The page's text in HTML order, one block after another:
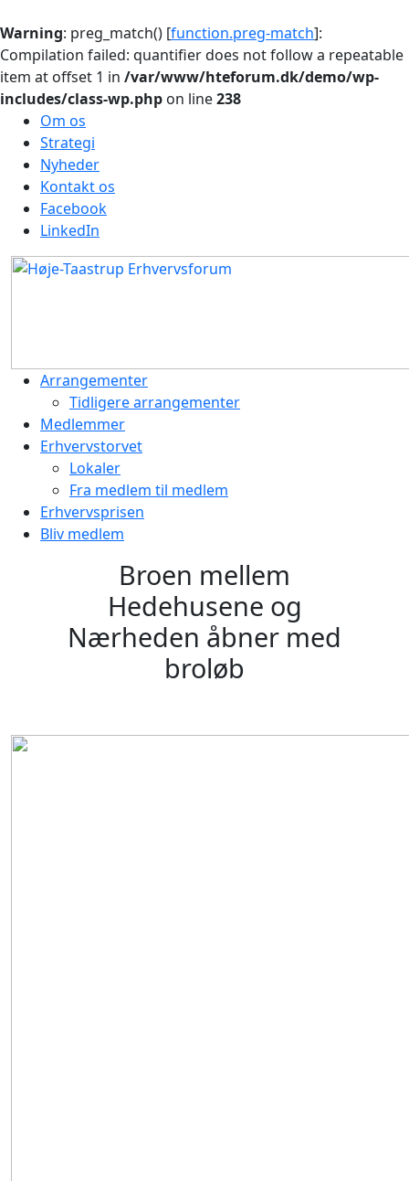
Warning: preg_match() [function.preg-match]:
Compilation failed: quantifier does not follow a repeatable
item at offset 1 in /var/www/hteforum.dk/demo/wp-
includes/class-wp.php on line238
Om os
Strategi
Nyheder
Kontakt os
Facebook
LinkedIn
Arrangementer
Tidligere arrangementer
Medlemmer
Erhvervstorvet
Lokaler
Fra medlem til medlem
Erhvervsprisen
Bliv medlem
Broen mellem
Hedehusene og
Nærheden åbner med
broløb